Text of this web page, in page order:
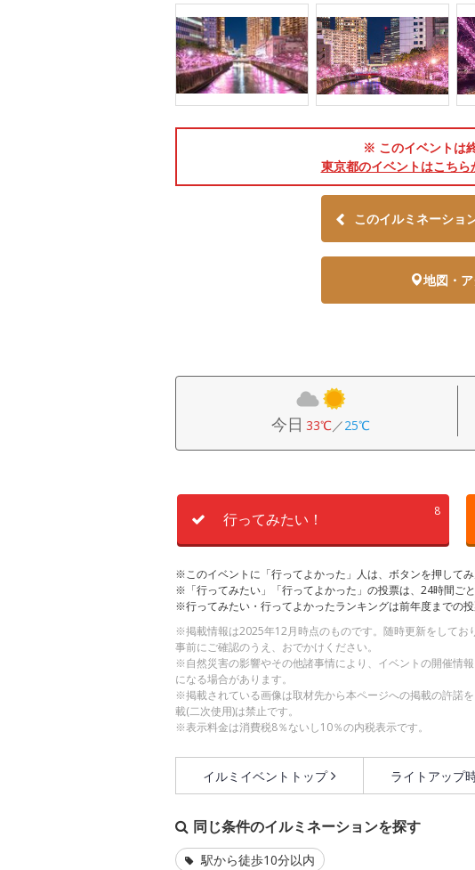
※ このイベントは
東京都のイベントはこちら
このイルミネーショ
地図・
今日 33℃／25℃
8
行ってみたい！
※このイベントに「行ってよかった」人は、ボタンを押してみ
※「行ってみたい」「行ってよかった」の投票は、24時間ご
※行ってみたい・行ってよかったランキングは前年度までの
※掲載情報は2025年12月時点のものです。随時更新をしてお
事前にご確認のうえ、おでかけください。
※自然災害の影響やその他諸事情により、イベントの開催情
になる場合があります。
※掲載されている画像は取材先から本ページへの掲載の許諾
載(二次使用)は禁止です。
※表示料金は消費税8％ないし10％の内税表示です。
イルミイベントトップ ライトアップ
同じ条件のイルミネーションを探す
駅から徒歩10分以内